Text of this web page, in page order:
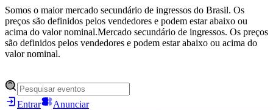
Somos o maior mercado secundário de ingressos do Brasil. Os
preços são definidos pelos vendedores e podem estar abaixo ou
acima do valor nominal.Mercado secundário de ingressos. Os preços
são definidos pelos vendedores e podem estar abaixo ou acima do
valor nominal.
Entrar Anunciar